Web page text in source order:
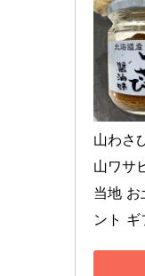
山わさ
山ワサ
当地 お
ント